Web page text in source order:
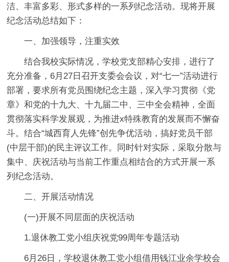
洁、丰富多彩、形式多样的一系列纪念活动。现将开展
纪念活动总结如下：
一、加强领导，注重实效
结合我校实际情况，学校党支部精心安排，进行了
充分准备，6月27日召开支委会会议，对“七一”活动进行
部署，要求所有党员围绕纪念主题，深入学习贯彻《党
章》和党的十九大、十九届二中、三中全会精神，全面
贯彻落实科学发展观，为推进x特殊教育的发展而不懈奋
斗。结合“城西育人先锋”创先争优活动，搞好党员干部
(中层干部)的民主评议工作。同时针对实际，采取分散与
集中、庆祝活动与当前工作重点相结合的方式开展一系
列纪念活动。
二、开展活动情况
(一)开展不同层面的庆祝活动
1.退休教工党小组庆祝党99周年专题活动
6月26日，学校退休教工党小组借用钱江业余学校会